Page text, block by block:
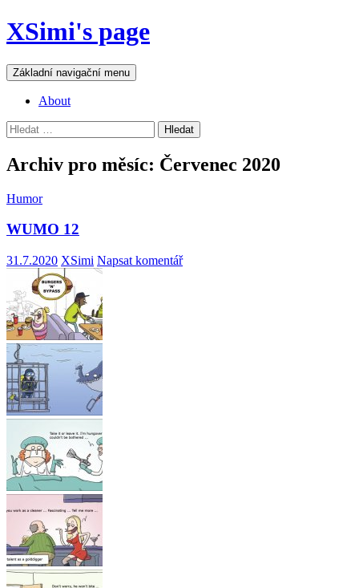
Přejít
k
webu
XSimi's page
Hledat
Základní navigační menu
About
Vyhledávání
Archiv pro měsíc: Červenec 2020
Humor
WUMO 12
31.7.2020 XSimi Napsat komentář